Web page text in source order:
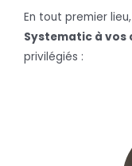
En tout premier
Systematic à vos
privilégiés :